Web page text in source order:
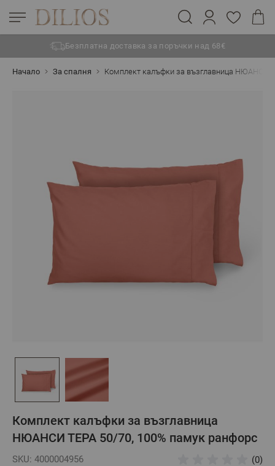
Безплатна доставка за поръчки над 68€
Начало За спалня Комплект калъфки за възглавница НЮАНСИ
Комплект калъфки за възглавница
НЮАНСИ ТЕРА 50/70, 100% памук ранфорс
SKU: 4000004956 (0)